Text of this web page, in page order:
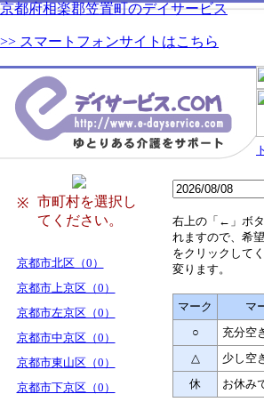
京都府相楽郡笠置町のデイサービス
>> スマートフォンサイトはこちら
※
市町村を選択し
てください。
京都市北区（0）
京都市上京区（0）
京都市左京区（0）
京都市中京区（0）
京都市東山区（0）
京都市下京区（0）
右上の「←」ボ
れますので、希
をクリックして
変ります。
マーク マ
○
充分空
△
少し空
休
お休み